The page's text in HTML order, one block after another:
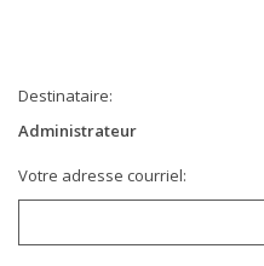
Destinataire:
Administrateur
Votre adresse courriel: